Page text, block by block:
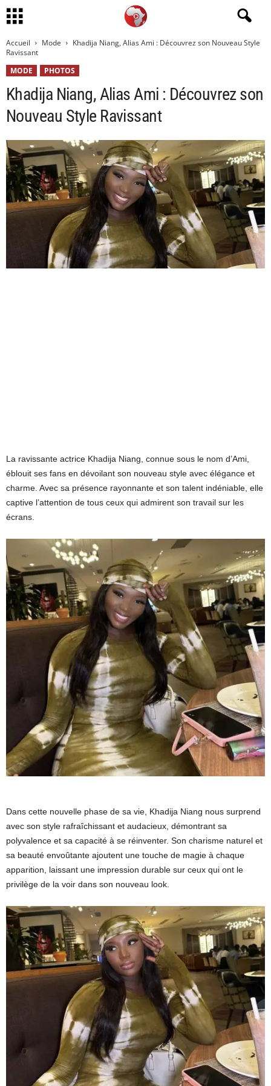
Accueil Mode
Khadija Niang, Alias Ami : Découvrez son Nouveau Style
Ravissant
MODE
PHOTOS
Khadija Niang, Alias Ami : Découvrez son
Nouveau Style Ravissant
La ravissante actrice Khadija Niang, connue sous le nom d’Ami,
éblouit ses fans en dévoilant son nouveau style avec élégance et
charme. Avec sa présence rayonnante et son talent indéniable, elle
captive l’attention de tous ceux qui admirent son travail sur les
écrans.
Dans cette nouvelle phase de sa vie, Khadija Niang nous surprend
avec son style rafraîchissant et audacieux, démontrant sa
polyvalence et sa capacité à se réinventer. Son charisme naturel et
sa beauté envoûtante ajoutent une touche de magie à chaque
apparition, laissant une impression durable sur ceux qui ont le
privilège de la voir dans son nouveau look.